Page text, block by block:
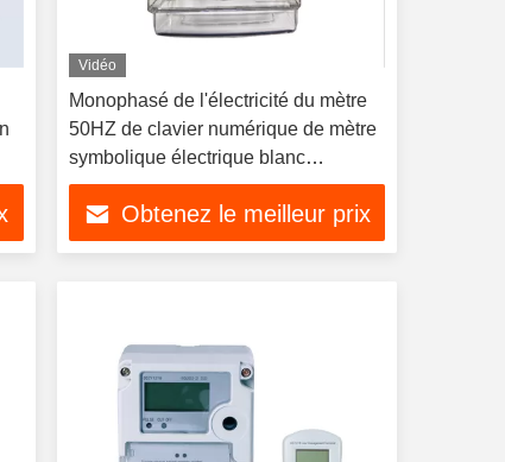
Vidéo
Monophasé de l'électricité du mètre
50HZ de clavier numérique de mètre
symbolique électrique blanc
d'énergie à deux fils
Obtenez le meilleur prix